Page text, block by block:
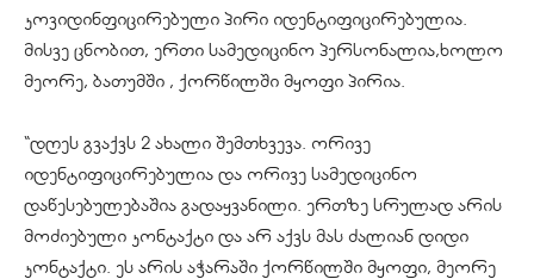
კოვიდინფიცირებული პირი იდენტიფიცირებულია.
მისვე ცნობით, ერთი სამედიცინო პერსონალია,ხოლო
მეორე, ბათუმში , ქორწილში მყოფი პირია.
“დღეს გვაქვს 2 ახალი შემთხვევა. ორივე
იდენტიფიცირებულია და ორივე სამედიცინო
დაწესებულებაშია გადაყვანილი. ერთზე სრულად არის
მოძიებული კონტაქტი და არ აქვს მას ძალიან დიდი
კონტაქტი. ეს არის აჭარაში ქორწილში მყოფი, მეორე